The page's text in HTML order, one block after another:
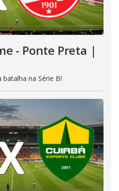
- Ponte Preta |
na Série B!